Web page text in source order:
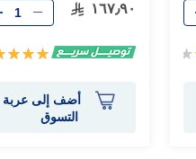
١٦٧٫٩٠
تقييم:
أضف إلى عربة
التسوق